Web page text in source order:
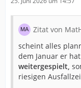
Zitat von
scheint alles
dem Januar er
weitergespielt,
riesigen